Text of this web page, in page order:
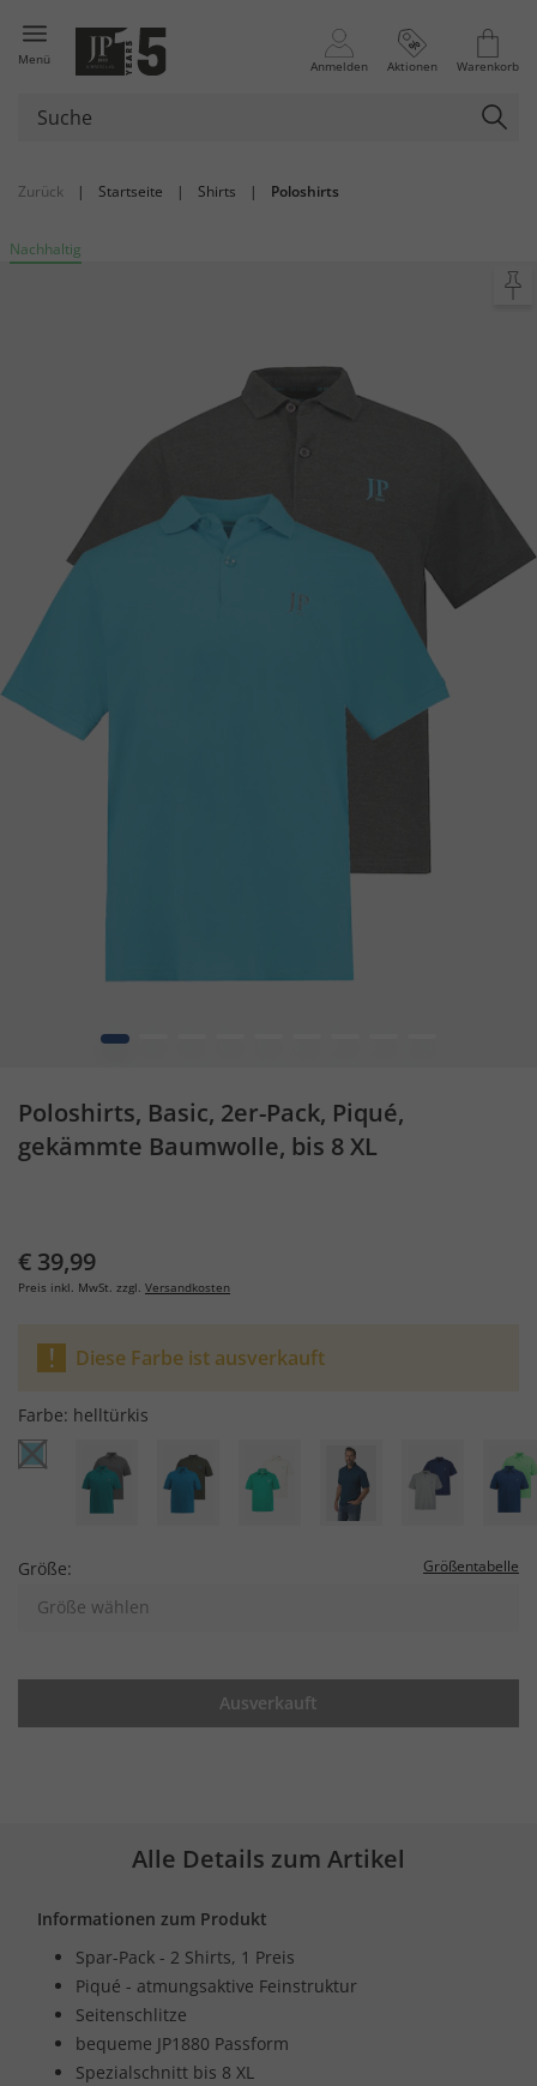
Menü Anmelden Aktionen Warenkorb
Zurück | Startseite | Shirts | Poloshirts
Nachhaltig
1
Poloshirts, Basic, 2er-Pack, Piqué,
gekämmte Baumwolle, bis 8 XL
€ 39,99
Preis inkl. MwSt. zzgl. Versandkosten
Diese Farbe ist ausverkauft
Farbe: helltürkis
Größe: Größentabelle
Größe wählen
Ausverkauft
Alle Details zum Artikel
Informationen zum Produkt
Spar-Pack - 2 Shirts, 1 Preis
Piqué - atmungsaktive Feinstruktur
Seitenschlitze
bequeme JP1880 Passform
Spezialschnitt bis 8 XL